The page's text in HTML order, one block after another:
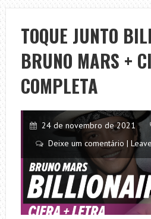
TOQUE JUNTO
BRUNO MARS +
COMPLETA
24 de novembro de 2021
Deixe um comentário |